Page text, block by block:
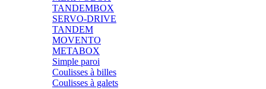
TANDEMBOX
SERVO-DRIVE
TANDEM
MOVENTO
METABOX
Simple paroi
Coulisses à billes
Coulisses à galets